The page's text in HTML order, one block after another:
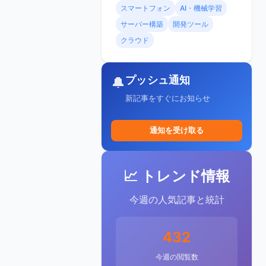
スマートフォン
AI・機械学習
サーバー構築
開発ツール
クラウド
🔔プッシュ通知
新記事をすぐにお知らせ
通知を受け取る
📈 トレンド情報
今週の人気記事と統計
432
今週の閲覧数